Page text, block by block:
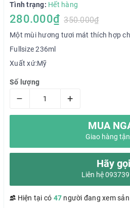
Tình trạng: Hết hàng
280.000₫ 350.000₫
Một mùi hương tươi mát thích hợp
Fullsize 236ml
Xuất xứ:Mỹ
Số lượng
– +
MUA
Giao hàng
Hãy gọi
Liên hệ
Hiện tại có 47 người đang xem